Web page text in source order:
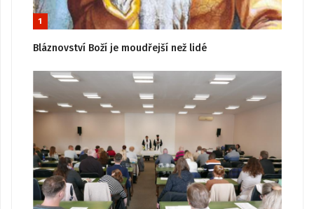
1
Bláznovství Boží je moudřejší než lidé